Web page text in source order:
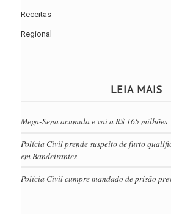
Receitas
Regional
LEIA MAIS
Mega-Sena acumula e vai a R$ 165 milhões
Polícia Civil prende suspeito de furto
em Bandeirantes
Polícia Civil cumpre mandado de prisão